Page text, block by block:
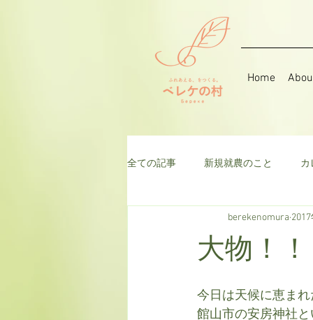
Home
全ての記事 新規就農のこと カ
そら豆 ハーブ
大物！！
berekenomura
今日は天候に恵ま
館山市の安房神社